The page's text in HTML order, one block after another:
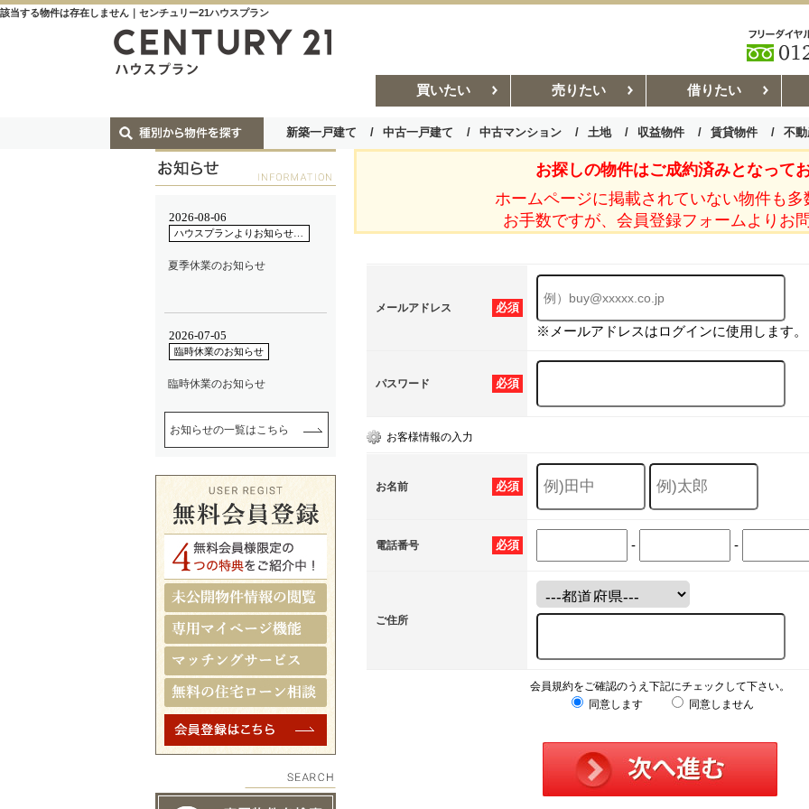
該当する物件は存在しません｜センチュリー21ハウスプラン
買いたい 売りたい 借りたい
新築一戸建て 中古一戸建て 中古マンション 土地 収益物件 賃貸物件 不
お部屋探しコラム 賃貸管理コ
お探しの物件はご成約済みとなってお
ホームページに掲載されていない物件も多
お手数ですが、会員登録フォームよりお
必須
メールアドレス
※メールアドレスはログインに使用します。
必須
パスワード
お客様情報の入力
必須
お名前
必須
電話番号 - -
ご住所
会員規約をご確認のうえ下記にチェックして下さい。
同意します
同意しません
お知らせの一覧はこちら